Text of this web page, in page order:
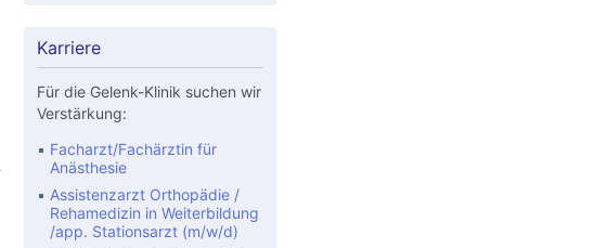
Karriere
Für die Gelenk-Klinik suchen wir
Verstärkung:
Facharzt/Fachärztin für
Anästhesie
Assistenzarzt Orthopädie /
Rehamedizin in Weiterbildung
/app. Stationsarzt (m/w/d)